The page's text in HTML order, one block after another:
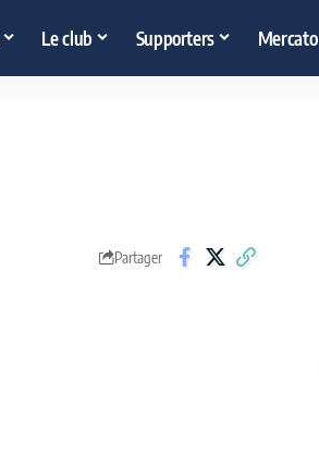
Le club Supporters Mercato
Partager